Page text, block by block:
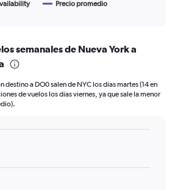
Precio promedio
semanales de Nueva York a
destino a DO0 salen de NYC los días martes (14 en
de vuelos los días viernes, ya que sale la menor